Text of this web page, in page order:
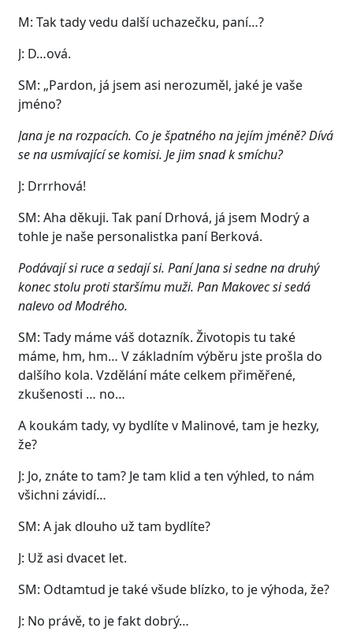
M: Tak tady vedu další uchazečku, paní…?
J: D…ová.
SM: „Pardon, já jsem asi nerozuměl, jaké je vaše
jméno?
Jana je na rozpacích. Co je špatného na jejím jméně? Dívá
se na usmívající se komisi. Je jim snad k smíchu?
J: Drrrhová!
SM: Aha děkuji. Tak paní Drhová, já jsem Modrý a
tohle je naše personalistka paní Berková.
Podávají si ruce a sedají si. Paní Jana si sedne na druhý
konec stolu proti staršímu muži. Pan Makovec si sedá
nalevo od Modrého.
SM: Tady máme váš dotazník. Životopis tu také
máme, hm, hm… V základním výběru jste prošla do
dalšího kola. Vzdělání máte celkem přiměřené,
zkušenosti … no…
A koukám tady, vy bydlíte v Malinové, tam je hezky,
že?
J: Jo, znáte to tam? Je tam klid a ten výhled, to nám
všichni závidí…
SM: A jak dlouho už tam bydlíte?
J: Už asi dvacet let.
SM: Odtamtud je také všude blízko, to je výhoda, že?
J: No právě, to je fakt dobrý…